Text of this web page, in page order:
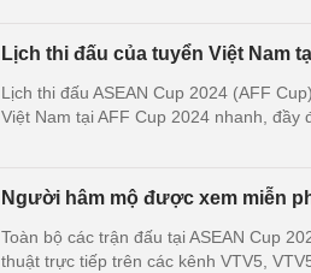
Lịch thi đấu của tuyển Việt Nam
Lịch thi đấu ASEAN Cup 2024 (AFF
Việt Nam tại AFF Cup 2024 nhanh, đầy
Người hâm mộ được xem miễn
Toàn bộ các trận đấu tại ASEAN Cup
thuật trực tiếp trên các kênh VTV5,